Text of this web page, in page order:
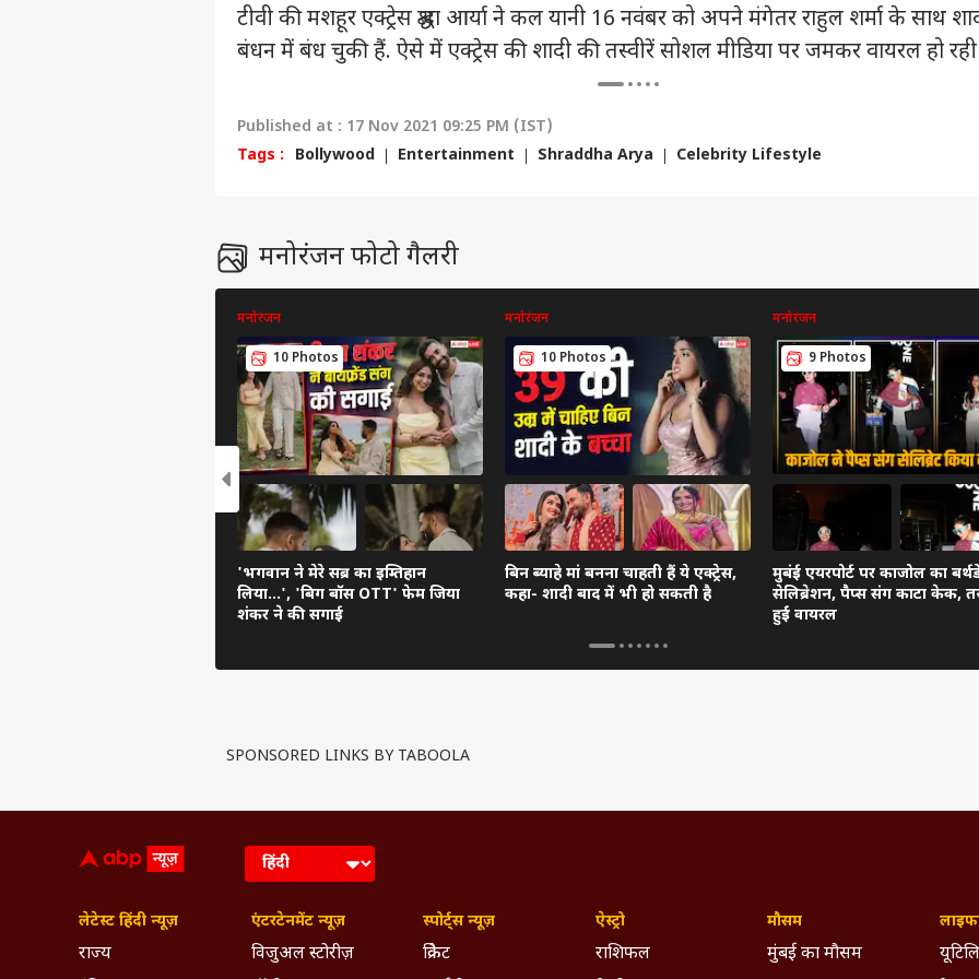
टीवी की मशहूर एक्ट्रेस श्रद्धा आर्या ने कल यानी 16 नवंबर को अपने मंगेतर राहुल शर्मा के साथ
बंधन में बंध चुकी हैं. ऐसे में एक्ट्रेस की शादी की तस्वीरें सोशल मीडिया पर जमकर वायरल हो
Published at : 17 Nov 2021 09:25 PM (IST)
Tags :
Bollywood Entertainment Shraddha Arya Celebrity Lifestyle
मनोरंजन फोटो गैलरी
मनोरंजन
10 Photos
'भगवान ने मेरे सब्र का इम्तिहान
लिया...', 'बिग बॉस OTT' फेम जिया
शंकर ने की सगाई
मनोरंजन
10 Photos
बिन ब्याहे मां बनना चाहती हैं ये एक्ट्रेस,
कहा- शादी बाद में भी हो सकती है
मनोरंजन
9 Photos
मुबंई एयरपोर्ट पर काजोल का
सेलिब्रेशन, पैप्स संग काटा केक,
हुईं वायरल
SPONSORED LINKS BY TABOOLA
लेटेस्ट हिंदी न्यूज़
राज्य
एंटरटेनमेंट न्यूज़
विजुअल स्टोरीज़
स्पोर्ट्स न्यूज़
क्रिकेट
ऐस्ट्रो
राशिफल
मौसम
मुंबई का मौसम